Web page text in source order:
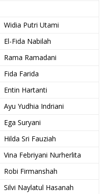
Widia Putri Utami
El-Fida Nabilah
Rama Ramadani
Fida Farida
Entin Hartanti
Ayu Yudhia Indriani
Ega Suryani
Hilda Sri Fauziah
Vina Febriyani Nurherlita
Robi Firmanshah
Silvi Naylatul Hasanah